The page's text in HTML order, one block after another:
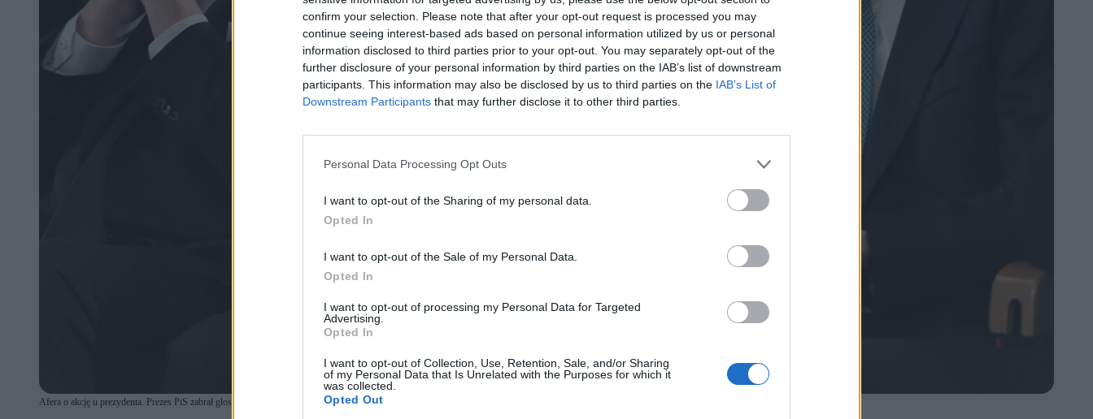
confirm your selection. Please note that after your opt-out request is processed you may
continue seeing interest-based ads based on personal information utilized by us or personal
information disclosed to third parties prior to your opt-out. You may separately opt-out of the
further disclosure of your personal information by third parties on the IAB’s list of downstream
participants. This information may also be disclosed by us to third parties on the IAB’s List of
Downstream Participants that may further disclose it to other third parties.
Personal Data Processing Opt Outs
I want to opt-out of the Sharing of my personal data.
Opted In
I want to opt-out of the Sale of my Personal Data.
Opted In
I want to opt-out of processing my Personal Data for Targeted
Advertising.
Opted In
I want to opt-out of Collection, Use, Retention, Sale, and/or Sharing
of my Personal Data that Is Unrelated with the Purposes for which it
was collected.
Opted Out
Afera o akcję u prezydenta. Prezes PiS zabrał głos (fot. Wojtek Jargiło / PAP)